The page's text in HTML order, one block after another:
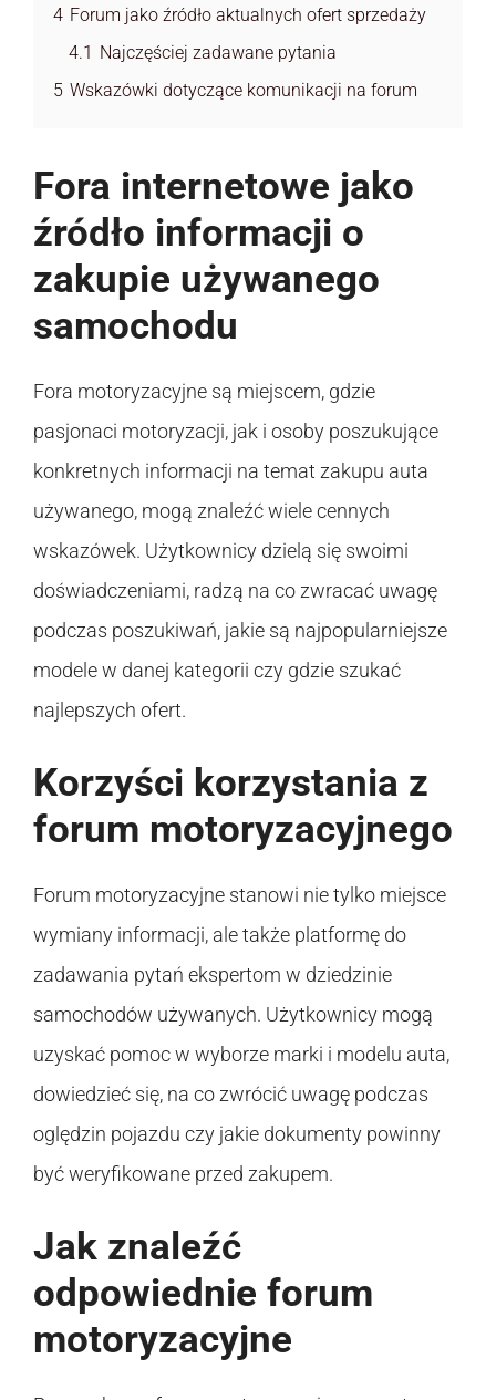
4 Forum jako źródło aktualnych ofert sprzedaży
4.1
Najczęściej zadawane pytania
5 Wskazówki dotyczące komunikacji na forum
Fora internetowe jako
źródło informacji o
zakupie używanego
samochodu
Fora motoryzacyjne są miejscem, gdzie
pasjonaci motoryzacji, jak i osoby poszukujące
konkretnych informacji na temat zakupu auta
używanego, mogą znaleźć wiele cennych
wskazówek. Użytkownicy dzielą się swoimi
doświadczeniami, radzą na co zwracać uwagę
podczas poszukiwań, jakie są najpopularniejsze
modele w danej kategorii czy gdzie szukać
najlepszych ofert.
Korzyści korzystania z
forum motoryzacyjnego
Forum motoryzacyjne stanowi nie tylko miejsce
wymiany informacji, ale także platformę do
zadawania pytań ekspertom w dziedzinie
samochodów używanych. Użytkownicy mogą
uzyskać pomoc w wyborze marki i modelu auta,
dowiedzieć się, na co zwrócić uwagę podczas
oględzin pojazdu czy jakie dokumenty powinny
być weryfikowane przed zakupem.
Jak znaleźć
odpowiednie forum
motoryzacyjne